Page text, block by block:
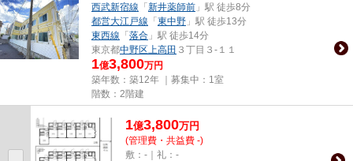
西武新宿線 「 新井薬師前 」駅 徒歩8分
都営大江戸線 「 東中野 」駅 徒歩13分
東西線 「 落合 」駅 徒歩14分
東京都中野区上高田 ３丁目３-１１
1億3,800万円
築年数：築12年 ｜募集中： 1室
階数：2階建
1億3,800万円
(管理費・共益費 -)
敷：-｜礼：-